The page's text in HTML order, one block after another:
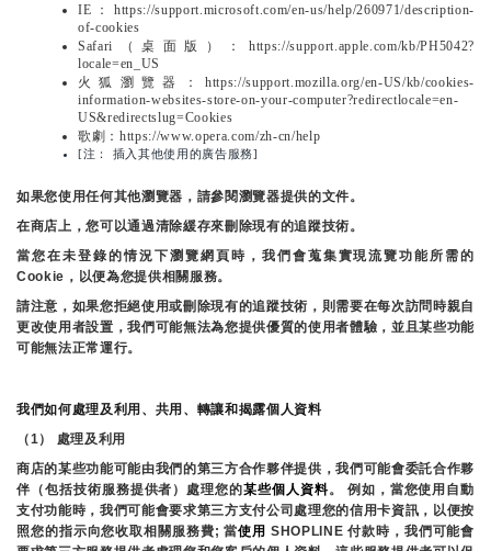
IE：https://support.microsoft.com/en-us/help/260971/description-
of-cookies
Safari（桌面版）：https://support.apple.com/kb/PH5042?
locale=en_US
火狐瀏覽器：https://support.mozilla.org/en-US/kb/cookies-
information-websites-store-on-your-computer?redirectlocale=en-
US&redirectslug=Cookies
歌劇：https://www.opera.com/zh-cn/help
[注： 插入其他使用的廣告服務]
如果您使用任何其他瀏覽器，請參閱瀏覽器提供的文件。
在商店上，您可以通過清除緩存來刪除現有的追蹤技術。
當您在未登錄的情況下瀏覽網頁時，我們會蒐集實現流覽功能所需的
Cookie，以便為您提供相關服務。
請注意，如果您拒絕使用或刪除現有的追蹤技術，則需要在每次訪問時親自
更改使用者設置，我們可能無法為您提供優質的使用者體驗，並且某些功能
可能無法正常運行。
我們如何處理及利用、共用、轉讓和揭露個人資料
（1） 處理及利用
商店的某些功能可能由我們的第三方合作夥伴提供，我們可能會委託合作夥
伴（包括技術服務提供者）處理您的某些個人資料。 例如，當您使用自動
支付功能時，我們可能會要求第三方支付公司處理您的信用卡資訊，以便按
照您的指示向您收取相關服務費; 當使用 SHOPLINE 付款時，我們可能會